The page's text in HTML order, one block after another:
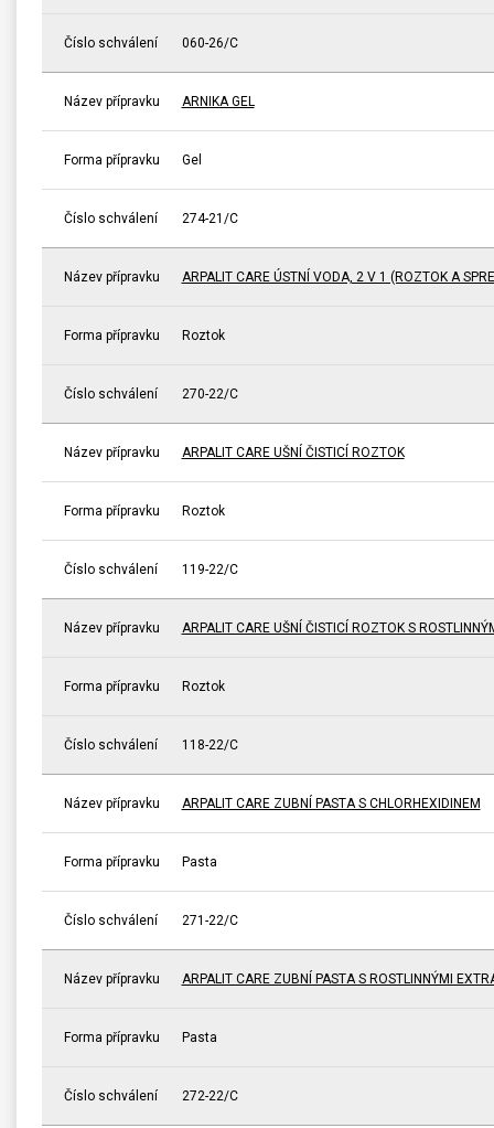
Číslo schválení 060-26/C
Název přípravku ARNIKA GEL
Forma přípravku Gel
Číslo schválení 274-21/C
Název přípravku ARPALIT CARE ÚSTNÍ VODA, 2 V 1 (ROZTOK A
Forma přípravku Roztok
Číslo schválení 270-22/C
Název přípravku ARPALIT CARE UŠNÍ ČISTICÍ ROZTOK
Forma přípravku Roztok
Číslo schválení 119-22/C
Název přípravku ARPALIT CARE UŠNÍ ČISTICÍ ROZTOK S
Forma přípravku Roztok
Číslo schválení 118-22/C
Název přípravku ARPALIT CARE ZUBNÍ PASTA S CHLORHEXIDINEM
Forma přípravku Pasta
Číslo schválení 271-22/C
Název přípravku ARPALIT CARE ZUBNÍ PASTA S ROSTLINNÝMI
Forma přípravku Pasta
Číslo schválení 272-22/C